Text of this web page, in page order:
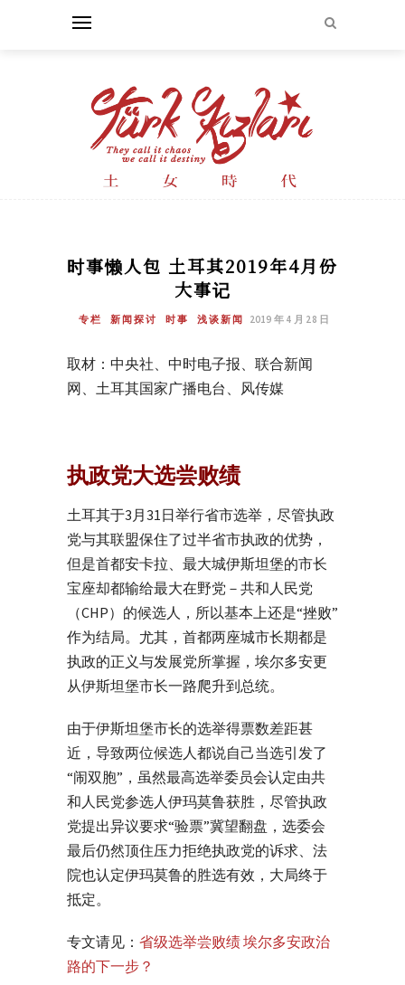
时事懒人包 土耳其2019年4月份
大事记
专栏 新闻探讨 时事 浅谈新闻 2019 年 4 月 28 日
取材：中央社、中时电子报、联合新闻
网、土耳其国家广播电台、风传媒
执政党大选尝败绩
土耳其于3月31日举行省市选举，尽管执政
党与其联盟保住了过半省市执政的优势，
但是首都安卡拉、最大城伊斯坦堡的市长
宝座却都输给最大在野党－共和人民党
（CHP）的候选人，所以基本上还是“挫败”
作为结局。尤其，首都两座城市长期都是
执政的正义与发展党所掌握，埃尔多安更
从伊斯坦堡市长一路爬升到总统。
由于伊斯坦堡市长的选举得票数差距甚
近，导致两位候选人都说自己当选引发了
“闹双胞”，虽然最高选举委员会认定由共
和人民党参选人伊玛莫鲁获胜，尽管执政
党提出异议要求“验票”冀望翻盘，选委会
最后仍然顶住压力拒绝执政党的诉求、法
院也认定伊玛莫鲁的胜选有效，大局终于
抵定。
专文请见： 省级选举尝败绩 埃尔多安政治
路的下一步？